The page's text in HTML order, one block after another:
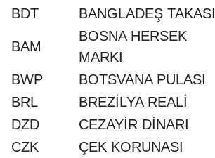
BDT
BANGLADEŞ TAKASI
BAM
BOSNA HERSEK
MARKI
BWP BOTSVANA PULASI
BRL
BREZİLYA REALİ
DZD
CEZAYİR DİNARI
CZK
ÇEK KORUNASI